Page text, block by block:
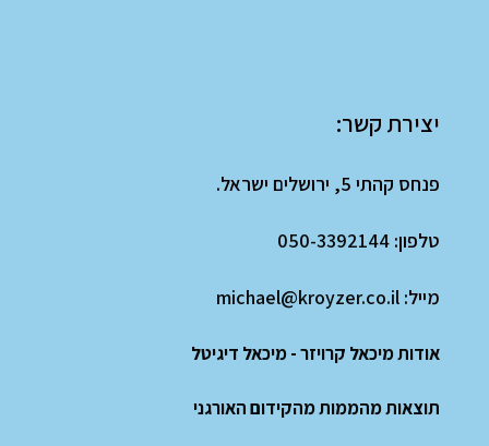
יצירת קשר:
פנחס קהתי 5, ירושלים ישראל.
טלפון: 050-3392144
מייל: michael@kroyzer.co.il
אודות מיכאל קרויזר - מיכאל דיגיטל
תוצאות מהממות מהקידום האורגני